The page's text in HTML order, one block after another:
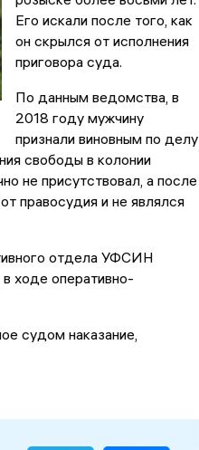
Его искали после того, как
он скрылся от исполнения
приговора суда.
По данным ведомства, в
2018 году мужчину
признали виновным по делу
свободы в колонии
не присутствовал, а после
правосудия и не являлся
отдела УФСИН
ходе оперативно-
судом наказание,